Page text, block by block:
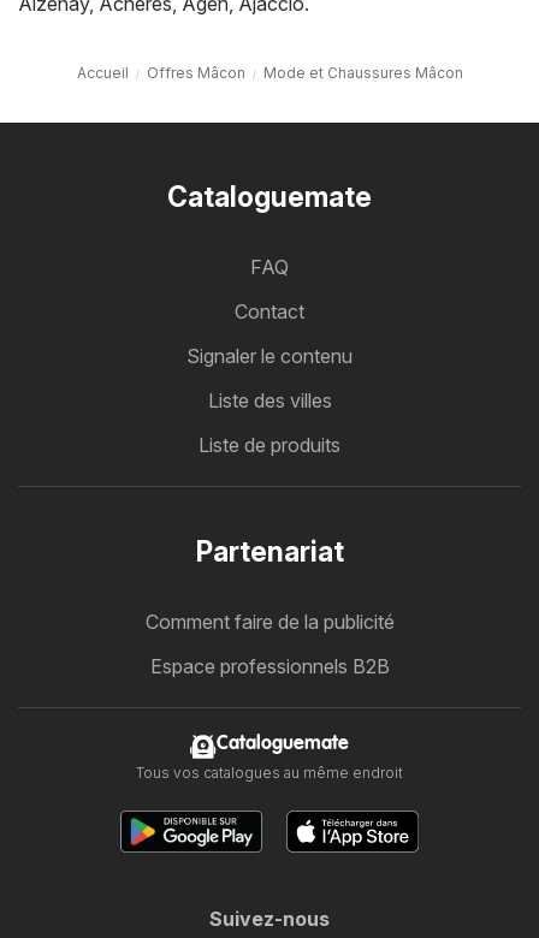
Accueil Offres Mâcon Mode et Chaussures Mâcon
Cataloguemate
FAQ
Contact
Signaler le contenu
Liste des villes
Liste de produits
Partenariat
Comment faire de la publicité
Espace professionnels B2B
Cataloguemate
Tous vos catalogues au même endroit
Suivez-nous